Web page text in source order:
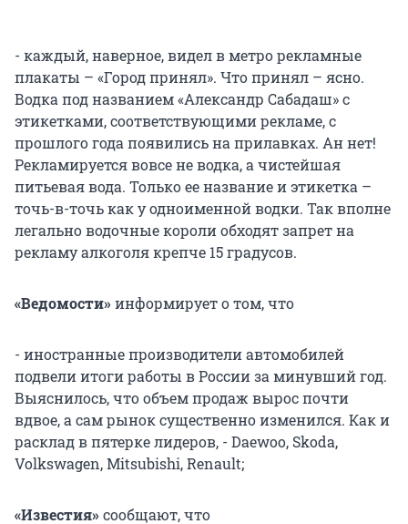
- каждый, наверное, видел в метро рекламные
плакаты – «Город принял». Что принял – ясно.
Водка под названием «Александр Сабадаш» с
этикетками, соответствующими рекламе, с
прошлого года появились на прилавках. Ан нет!
Рекламируется вовсе не водка, а чистейшая
питьевая вода. Только ее название и этикетка –
точь-в-точь как у одноименной водки. Так вполне
легально водочные короли обходят запрет на
рекламу алкоголя крепче 15 градусов.
«Ведомости»информирует о том, что
- иностранные производители автомобилей
подвели итоги работы в России за минувший год.
Выяснилось, что объем продаж вырос почти
вдвое, а сам рынок существенно изменился. Как и
расклад в пятерке лидеров, - Daewoo, Skoda,
Volkswagen, Mitsubishi, Renault;
«Известия»сообщают, что